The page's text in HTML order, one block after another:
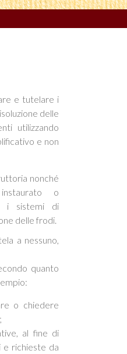
e tutelare i
delle
utilizzando
e non
nonché
o
i sistemi di
delle frodi.
a nessuno,
quanto
o chiedere
al fine di
e richieste da